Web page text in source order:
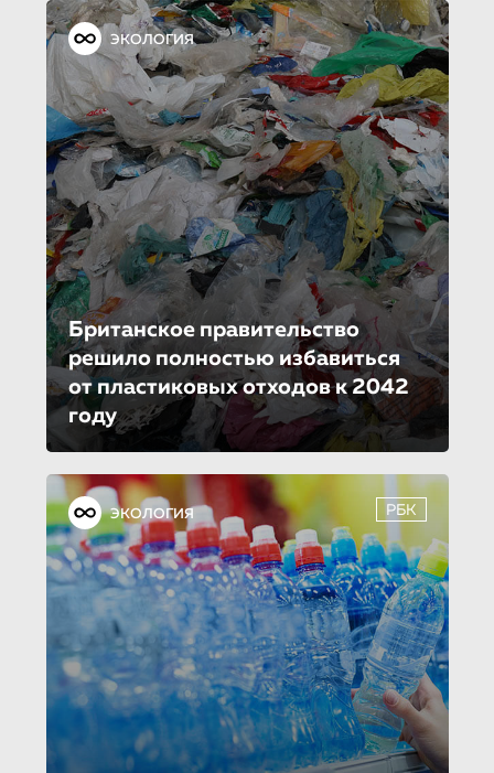
ЭКОЛОГИЯ
Британское правительство
решило полностью избавиться
от пластиковых отходов к 2042
году
ЭКОЛОГИЯ РБК